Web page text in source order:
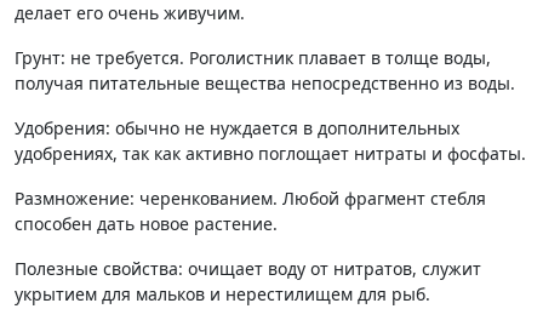
делает его очень живучим.
Грунт: не требуется. Роголистник плавает в толще воды,
получая питательные вещества непосредственно из воды.
Удобрения: обычно не нуждается в дополнительных
удобрениях, так как активно поглощает нитраты и фосфаты.
Размножение: черенкованием. Любой фрагмент стебля
способен дать новое растение.
Полезные свойства: очищает воду от нитратов, служит
укрытием для мальков и нерестилищем для рыб.